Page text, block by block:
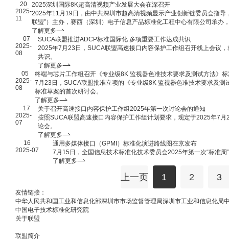
20
2025-
11
2025深圳国际8K超高清视频产业发展大会在深召开
2025年11月19日，由中共深圳市超高清视频显示产业创新链委员会指
联盟”）主办，赛西（深圳）电子信息产品标准化工程中心有限公司承办
海思技术有限公司、创维集团有限公司、深圳数字电视国家工程实验室
圳国际8K超高清视频产业发展大会”在深成功举办。
了解更多
07
2025-
08
SUCA联盟推进ADCP标准国际化 多项重要工作达成共识
2025年7月23日，SUCA联盟高速接口内容保护工作组召开线上会议
共识。
了解更多
05
2025-
08
终端与芯片工作组召开《专业级8K 监视器色准技术要求及测试方法》
7月23日，SUCA联盟批准立项的《专业级8K 监视器色准技术要求及
标准草案的首次研讨会。
了解更多
17
2025-
07
关于召开高速接口内容保护工作组2025年第一次讨论会的通知
按照SUCA联盟高速接口内容保护工作组计划要求，现定于2025年7
论会。
了解更多
16
2025-07
通用多媒体接口（GPMI）标准化演进路线图在京发布
7月15日，全国信息技术标准化技术委员会2025年第一次“标准
了解更多
上一页 1 2 3
友情链接：
中华人民共和国工业和信息化部深圳市市场监督管理局深圳市工业和信息化局
中国电子技术标准化研究院
关于联盟
联盟简介